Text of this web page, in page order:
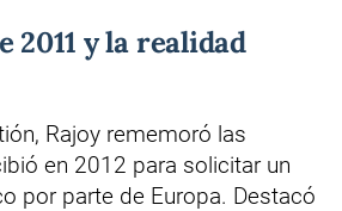
2011 y la realidad
Rajoy rememoró las
en 2012 para solicitar un
por parte de Europa. Destacó